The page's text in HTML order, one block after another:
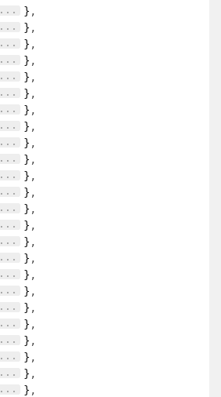
...
}
...
}
...
}
...
}
...
}
...
}
...
}
...
}
...
}
...
}
...
}
...
}
...
}
...
}
...
}
...
}
...
}
...
}
...
}
...
}
...
}
...
}
...
}
...
}